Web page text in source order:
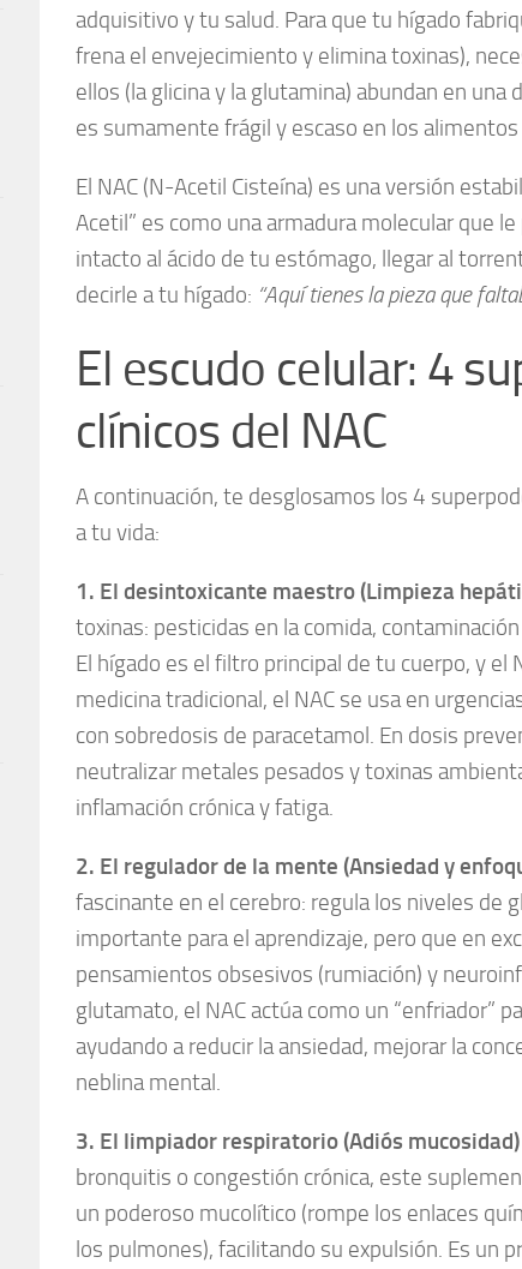
adquisitivo y tu salud. Para que tu hígado
frena el envejecimiento y elimina toxinas),
ellos (la glicina y la glutamina) abundan en una
es sumamente frágil y escaso en los
El NAC (N-Acetil Cisteína) es una versión
Acetil” es como una armadura molecular que
intacto al ácido de tu estómago, llegar al
decirle a tu hígado: “Aquí tienes la pieza que
El escudo celular: 4
clínicos del NAC
A continuación, te desglosamos los 4
a tu vida:
1. El desintoxicante maestro (Limpieza
toxinas: pesticidas en la comida,
El hígado es el filtro principal de tu cuerpo, y el
medicina tradicional, el NAC se usa en
con sobredosis de paracetamol. En dosis
neutralizar metales pesados y toxinas
inflamación crónica y fatiga.
2. El regulador de la mente (Ansiedad y
fascinante en el cerebro: regula los niveles de
importante para el aprendizaje, pero que en
pensamientos obsesivos (rumiación) y
glutamato, el NAC actúa como un “enfriador”
ayudando a reducir la ansiedad, mejorar la
neblina mental.
3. El limpiador respiratorio (Adiós mucosidad)
bronquitis o congestión crónica, este
un poderoso mucolítico (rompe los enlaces
los pulmones), facilitando su expulsión. Es un